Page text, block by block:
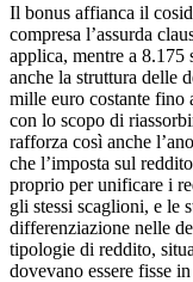
Il bonus affianca il
compresa l’assurda
applica, mentre a 8.175
anche la struttura delle
mille euro costante fino
con lo scopo di
rafforza così anche
che l’imposta sul
proprio per unificare i
gli stessi scaglioni, e le
differenziazione nelle
tipologie di reddito,
dovevano essere fisse